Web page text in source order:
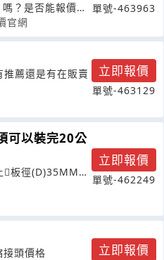
？是否能報價？
官網
單號-463963
薦還是有在販賣
立即報價
單號-463129
可以裝完20公
板徑(D)35MM以
立即報價
單號-462249
頭價格
立即報價